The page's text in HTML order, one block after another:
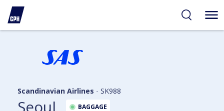
Scandinavian Airlines - SK988
Seoul BAGGAGE